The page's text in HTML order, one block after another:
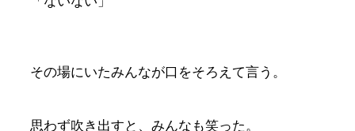
その場にいたみんなが口をそろえて言う。
思わず吹き出すと、みんなも笑った。